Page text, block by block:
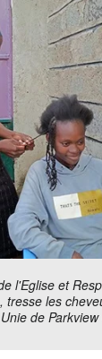
l'Eglise et
tresse les
de